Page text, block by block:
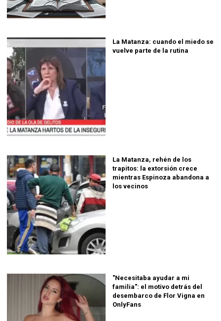
La Matanza: cuando el miedo se
vuelve parte de la rutina
La Matanza, rehén de los
trapitos: la extorsión crece
mientras Espinoza abandona a
los vecinos
"Necesitaba ayudar a mi
familia": el motivo detrás del
desembarco de Flor Vigna en
OnlyFans